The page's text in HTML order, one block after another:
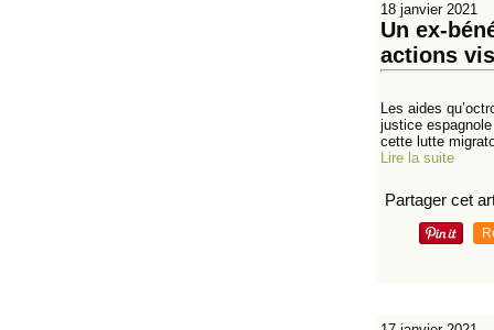
18 janvier 2021
Un ex-
actions
Les aides
justice
cette lutte
Lire la suite
Partager cet